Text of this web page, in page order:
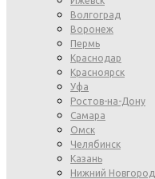
Волгоград
Воронеж
Пермь
Краснодар
Красноярск
Уфа
Ростов-на-Дону
Самара
Омск
Челябинск
Казань
Нижний Новгород